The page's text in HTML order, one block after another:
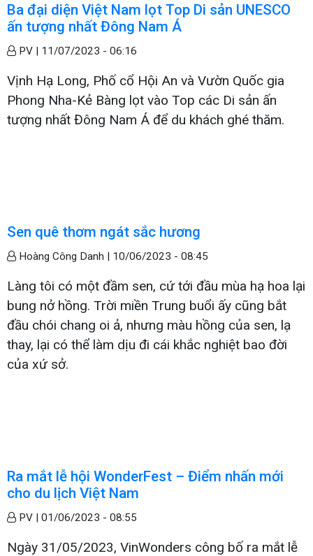
Ba đại diện Việt Nam lọt Top Di sản UNESCO
ấn tượng nhất Đông Nam Á
PV | 11/07/2023 - 06:16
Vịnh Hạ Long, Phố cổ Hội An và Vườn Quốc gia
Phong Nha-Kẻ Bàng lọt vào Top các Di sản ấn
tượng nhất Đông Nam Á để du khách ghé thăm.
Sen quê thơm ngát sắc hương
Hoàng Công Danh | 10/06/2023 - 08:45
Làng tôi có một đầm sen, cứ tới đầu mùa hạ hoa lại
bung nở hồng. Trời miền Trung buổi ấy cũng bắt
đầu chói chang oi ả, nhưng màu hồng của sen, lạ
thay, lại có thể làm dịu đi cái khắc nghiệt bao đời
của xứ sở.
Ra mắt lễ hội WonderFest – Điểm nhấn mới
cho du lịch Việt Nam
PV | 01/06/2023 - 08:55
Ngày 31/05/2023, VinWonders công bố ra mắt lễ